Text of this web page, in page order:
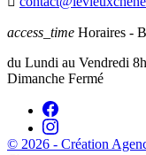
access_time Horaires -
du Lundi au Vendredi
Dimanche Fermé
© 2026 - Création